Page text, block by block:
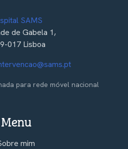
SAMS
de Gabela 1,
017 Lisboa
para rede móvel nacional
Menu
mim